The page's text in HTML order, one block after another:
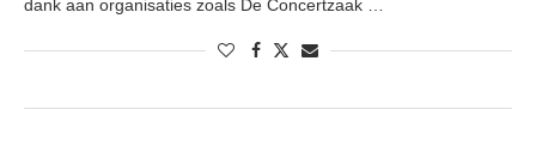
dank aan organisaties zoals De Concertzaak …